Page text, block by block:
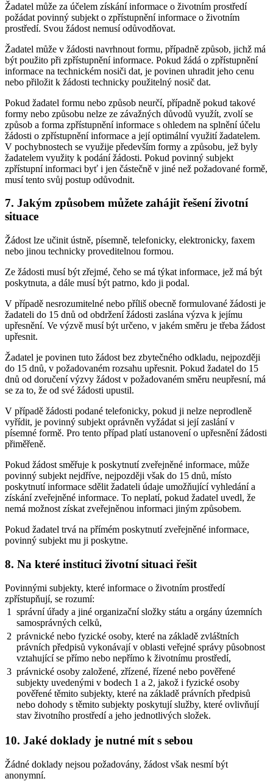
Žadatel může za účelem získání informace o životním prostředí
požádat povinný subjekt o zpřístupnění informace o životním
prostředí. Svou žádost nemusí odůvodňovat.
Žadatel může v žádosti navrhnout formu, případně způsob, jichž má
být použito při zpřístupnění informace. Pokud žádá o zpřístupnění
informace na technickém nosiči dat, je povinen uhradit jeho cenu
nebo přiložit k žádosti technicky použitelný nosič dat.
Pokud žadatel formu nebo způsob neurčí, případně pokud takové
formy nebo způsobu nelze ze závažných důvodů využít, zvolí se
způsob a forma zpřístupnění informace s ohledem na splnění účelu
žádosti o zpřístupnění informace a její optimální využití žadatelem.
V pochybnostech se využije především formy a způsobu, jež byly
žadatelem využity k podání žádosti. Pokud povinný subjekt
zpřístupní informaci byť i jen částečně v jiné než požadované formě,
musí tento svůj postup odůvodnit.
7. Jakým způsobem můžete zahájit řešení životní
situace
Žádost lze učinit ústně, písemně, telefonicky, elektronicky, faxem
nebo jinou technicky proveditelnou formou.
Ze žádosti musí být zřejmé, čeho se má týkat informace, jež má být
poskytnuta, a dále musí být patrno, kdo ji podal.
V případě nesrozumitelné nebo příliš obecně formulované žádosti je
žadateli do 15 dnů od obdržení žádosti zaslána výzva k jejímu
upřesnění. Ve výzvě musí být určeno, v jakém směru je třeba žádost
upřesnit.
Žadatel je povinen tuto žádost bez zbytečného odkladu, nejpozději
do 15 dnů, v požadovaném rozsahu upřesnit. Pokud žadatel do 15
dnů od doručení výzvy žádost v požadovaném směru neupřesní, má
se za to, že od své žádosti upustil.
V případě žádosti podané telefonicky, pokud ji nelze neprodleně
vyřídit, je povinný subjekt oprávněn vyžádat si její zaslání v
písemné formě. Pro tento případ platí ustanovení o upřesnění žádosti
přiměřeně.
Pokud žádost směřuje k poskytnutí zveřejněné informace, může
povinný subjekt nejdříve, nejpozději však do 15 dnů, místo
poskytnutí informace sdělit žadateli údaje umožňující vyhledání a
získání zveřejněné informace. To neplatí, pokud žadatel uvedl, že
nemá možnost získat zveřejněnou informaci jiným způsobem.
Pokud žadatel trvá na přímém poskytnutí zveřejněné informace,
povinný subjekt mu ji poskytne.
8. Na které instituci životní situaci řešit
Povinnými subjekty, které informace o životním prostředí
zpřístupňují, se rozumí:
1
správní úřady a jiné organizační složky státu a orgány územních
samosprávných celků,
2 právnické nebo fyzické osoby, které na základě zvláštních
právních předpisů vykonávají v oblasti veřejné správy působnost
vztahující se přímo nebo nepřímo k životnímu prostředí,
3 právnické osoby založené, zřízené, řízené nebo pověřené
subjekty uvedenými v bodech 1 a 2, jakož i fyzické osoby
pověřené těmito subjekty, které na základě právních předpisů
nebo dohody s těmito subjekty poskytují služby, které ovlivňují
stav životního prostředí a jeho jednotlivých složek.
10. Jaké doklady je nutné mít s sebou
Žádné doklady nejsou požadovány, žádost však nesmí být
anonymní.